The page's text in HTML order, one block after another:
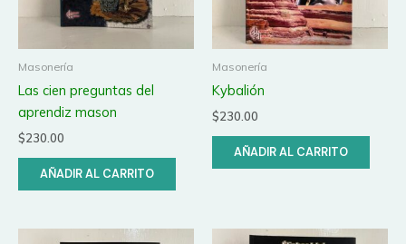
Masonería
Las cien preguntas del
aprendiz mason
$230.00
AÑADIR AL CARRITO
Masonería
Kybalión
$230.00
AÑADIR AL CARRITO